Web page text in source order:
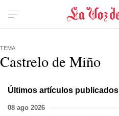
TEMA
Castrelo de Miño
Últimos artículos publicados
08 ago 2026